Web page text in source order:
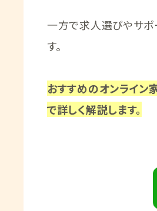
一方で求人選びやサポ
す。
おすすめのオンライ
で詳しく解説します。